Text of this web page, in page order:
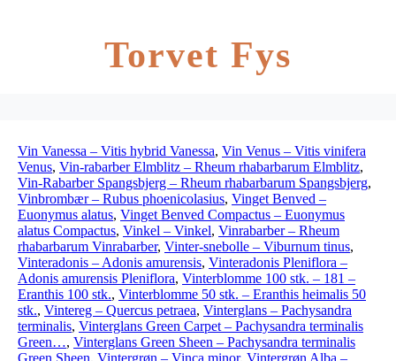
Torvet Fys
Vin Vanessa – Vitis hybrid Vanessa, Vin Venus – Vitis vinifera
Venus, Vin-rabarber Elmblitz – Rheum rhabarbarum Elmblitz,
Vin-Rabarber Spangsbjerg – Rheum rhabarbarum Spangsbjerg,
Vinbrombær – Rubus phoenicolasius, Vinget Benved –
Euonymus alatus, Vinget Benved Compactus – Euonymus
alatus Compactus, Vinkel – Vinkel, Vinrabarber – Rheum
rhabarbarum Vinrabarber, Vinter-snebolle – Viburnum tinus,
Vinteradonis – Adonis amurensis, Vinteradonis Pleniflora –
Adonis amurensis Pleniflora, Vinterblomme 100 stk. – 181 –
Eranthis 100 stk., Vinterblomme 50 stk. – Eranthis heimalis 50
stk., Vintereg – Quercus petraea, Vinterglans – Pachysandra
terminalis, Vinterglans Green Carpet – Pachysandra terminalis
Green…, Vinterglans Green Sheen – Pachysandra terminalis
Green Sheen, Vintergrøn – Vinca minor, Vintergrøn Alba –